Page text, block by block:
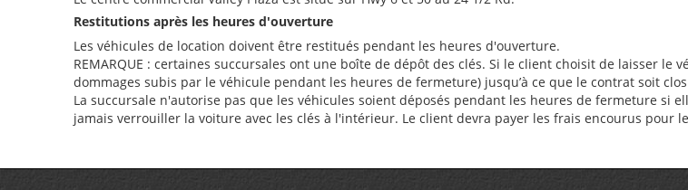
Restitutions après les heures d'ouverture
Les véhicules de location doivent être restitués pendant les heures d'ouverture.
REMARQUE : certaines succursales ont une boîte de dépôt des clés. Si le client choisit de laisser
dommages subis par le véhicule pendant les heures de fermeture) jusqu’à ce que le contrat soit
La succursale n'autorise pas que les véhicules soient déposés pendant les heures de fermeture si
jamais verrouiller la voiture avec les clés à l'intérieur. Le client devra payer les frais encourus pour